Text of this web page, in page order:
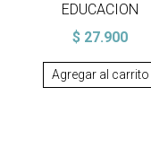
EDUCACION
$ 27.900
Agregar al carrito